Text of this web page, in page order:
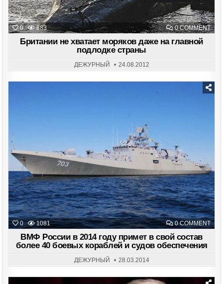
0 883 0 COMMENTON
Британии не хватает моряков даже на главной
подлодке страны
ДЕЖУРНЫЙ 24.08.2012
0 1081 0 COMMENTON
ВМФ
ВМФ России в 2014 году примет в свой состав
более 40 боевых кораблей и судов обеспечения
ДЕЖУРНЫЙ 28.03.2014